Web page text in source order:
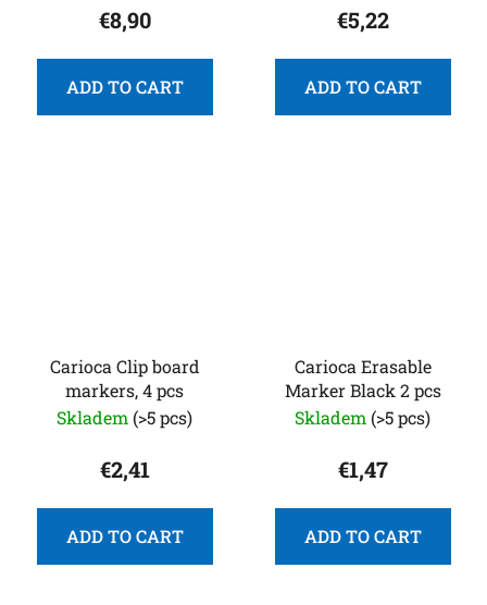
€8,90
ADD TO CART
€5,22
ADD TO CART
Carioca Clip board
markers, 4 pcs
Skladem (>5 pcs)
€2,41
ADD TO CART
Carioca Erasable
Marker Black 2 pcs
Skladem (>5 pcs)
€1,47
ADD TO CART